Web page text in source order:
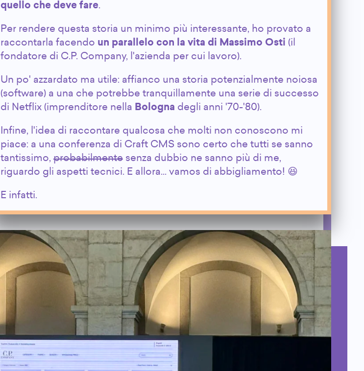
quello che deve fare.
Per rendere questa storia un minimo più interessante, ho provato a
raccontarla facendo un parallelo con la vita di Massimo Osti (il
fondatore di C.P. Company, l'azienda per cui lavoro).
Un po' azzardato ma utile: affianco una storia potenzialmente noiosa
(software) a una che potrebbe tranquillamente una serie di successo
di Netflix (imprenditore nella Bologna degli anni '70-'80).
Infine, l'idea di raccontare qualcosa che molti non conoscono mi
piace: a una conferenza di Craft CMS sono certo che tutti se sanno
tantissimo,probabilmentesenza dubbio ne sanno più di me,
riguardo gli aspetti tecnici. E allora... vamos di abbigliamento! 😆
E infatti.